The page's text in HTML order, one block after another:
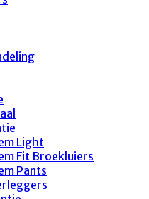
Light
Fit Broekluiers
Pants